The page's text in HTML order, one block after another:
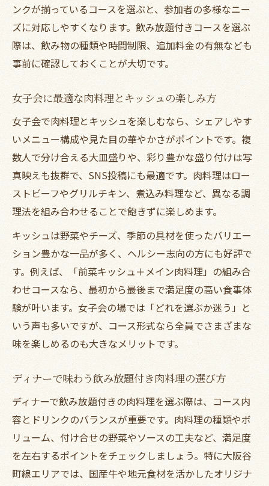
ンクが揃っているコースを選ぶと、参加者の多様なニー
ズに対応しやすくなります。飲み放題付きコースを選ぶ
際は、飲み物の種類や時間制限、追加料金の有無なども
事前に確認しておくことが大切です。
女子会に最適な肉料理とキッシュの楽しみ方
女子会で肉料理とキッシュを楽しむなら、シェアしやす
いメニュー構成や見た目の華やかさがポイントです。複
数人で分け合える大皿盛りや、彩り豊かな盛り付けは写
真映えも抜群で、SNS投稿にも最適です。肉料理はロー
ストビーフやグリルチキン、煮込み料理など、異なる調
理法を組み合わせることで飽きずに楽しめます。
キッシュは野菜やチーズ、季節の具材を使ったバリエー
ション豊かな一品が多く、ヘルシー志向の方にも好評で
す。例えば、「前菜キッシュ＋メイン肉料理」の組み合
わせコースなら、最初から最後まで満足度の高い食事体
験が叶います。女子会の場では「どれを選ぶか迷う」と
いう声も多いですが、コース形式なら全員でさまざまな
味を楽しめるのも大きなメリットです。
ディナーで味わう飲み放題付き肉料理の選び方
ディナーで飲み放題付きの肉料理を選ぶ際は、コース内
容とドリンクのバランスが重要です。肉料理の種類やボ
リューム、付け合せの野菜やソースの工夫など、満足度
を左右するポイントをチェックしましょう。特に大阪谷
町線エリアでは、国産牛や地元食材を活かしたオリジナ